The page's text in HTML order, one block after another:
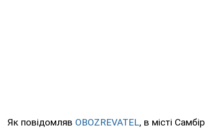
Як повідомляв OBOZREVATEL, в місті Самбір